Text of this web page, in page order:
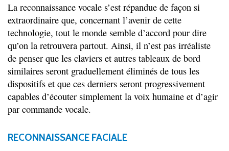
La reconnaissance vocale s’est répandue de façon si
extraordinaire que, concernant l’avenir de cette
technologie, tout le monde semble d’accord pour dire
qu’on la retrouvera partout. Ainsi, il n’est pas irréaliste
de penser que les claviers et autres tableaux de bord
similaires seront graduellement éliminés de tous les
dispositifs et que ces derniers seront progressivement
capables d’écouter simplement la voix humaine et d’agir
par commande vocale.
RECONNAISSANCE FACIALE